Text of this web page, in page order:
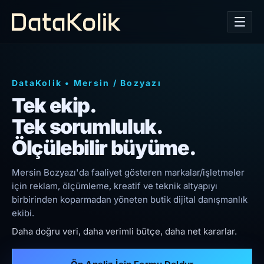
DataKolik • Mersin / Bozyazı
Tek ekip.
Tek sorumluluk.
Ölçülebilir büyüme.
Mersin Bozyazı'da faaliyet gösteren markalar/işletmeler
için reklam, ölçümleme, kreatif ve teknik altyapıyı
birbirinden koparmadan yöneten butik dijital danışmanlık
ekibi.
Daha doğru veri, daha verimli bütçe, daha net kararlar.